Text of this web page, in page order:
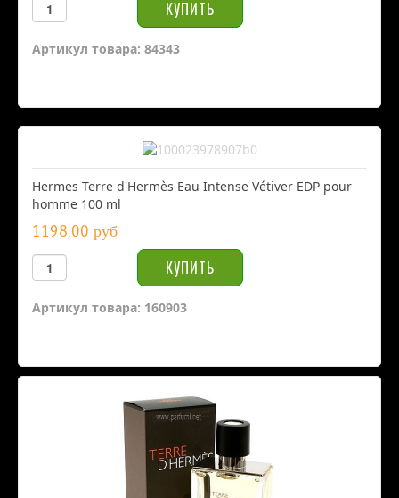
Артикул товара: 84343
Hermes Terre d'Hermès Eau Intense Vétiver EDP pour
homme 100 ml
1198,00 руб
Артикул товара: 160903